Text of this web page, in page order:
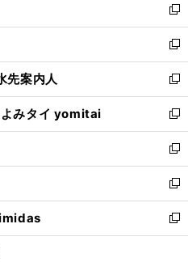
く
で
開
く
ド
ウ
で
開
く
い
ウ
ィ
ン
ド
ウ
で
開
く
新
し
い
ウ
ィ
ン
ド
ウ
で
開
く
新
し
い
ウ
ィ
ン
ド
ウ
で
開
く
先案内人
新
し
い
ウ
ィ
ン
ド
ウ
で
開
みタイ yomitai
新
し
い
ウ
ィ
ン
ド
ウ
新
し
い
ウ
ィ
ン
新
し
い
ウ
新
し